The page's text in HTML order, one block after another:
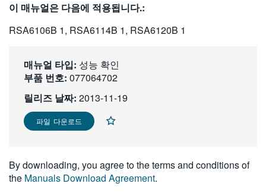
简体中文
日本語
繁體中文
이 매뉴얼은 다음에 적용됩니다.:
RSA6106B 1, RSA6114B 1, RSA6120B 1
매뉴얼 타입: 성능 확인
부품 번호: 077064702
릴리즈 날짜: 2013-11-19
파일 다운로드
By downloading, you agree to the terms and conditions of
the Manuals Download Agreement.